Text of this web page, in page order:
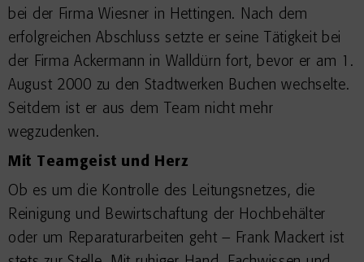
bei der Firma Wiesner in Hettingen. Nach dem
erfolgreichen Abschluss setzte er seine Tätigkeit bei
der Firma Ackermann in Walldürn fort, bevor er am 1.
August 2000 zu den Stadtwerken Buchen wechselte.
Seitdem ist er aus dem Team nicht mehr
wegzudenken.
Mit Teamgeist und Herz
Ob es um die Kontrolle des Leitungsnetzes, die
Reinigung und Bewirtschaftung der Hochbehälter
oder um Reparaturarbeiten geht – Frank Mackert ist